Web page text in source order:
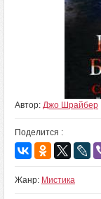
Автор: Джо Шрайбер
Поделится :
Жанр: Мистика